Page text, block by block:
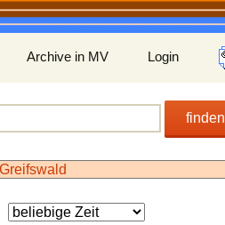
Archive in MV Login
finden